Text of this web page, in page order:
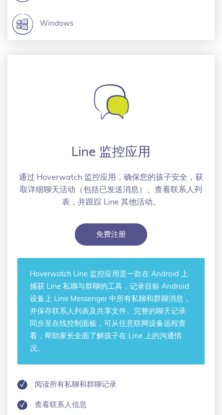
Windows
Line 监控应用
通过 Hoverwatch 监控应用，确保您的孩子安全，获
取详细聊天活动（包括已发送消息）、查看联系人列
表，并跟踪 Line 其他活动。
免费注册
Hoverwatch Line 监控应用 是一款在 Android 上
捕获 Line 私聊与群聊的工具，记录目标 Android
设备上 Line Messenger 中所有私聊和群聊消息，
并保存联系人列表及共享文件。完整的聊天记录
同步至在线控制面板，可从任意联网设备远程查
看，帮助家长全面了解孩子在 Line 上的沟通情
况。
阅读所有私聊和群聊记录
查看联系人信息